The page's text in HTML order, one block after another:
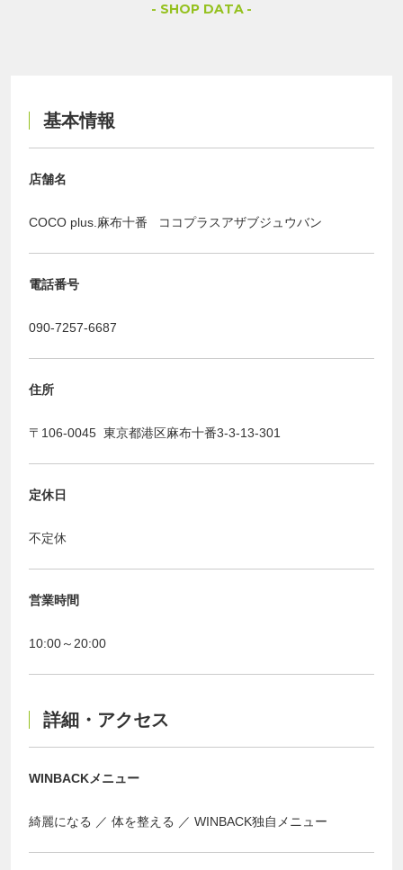
SHOP DATA
基本情報
店舗名
COCO plus.麻布十番 ココプラスアザブジュウバン
電話番号
090-7257-6687
住所
〒106-0045 東京都港区麻布十番3-3-13-301
定休日
不定休
営業時間
10:00～20:00
詳細・アクセス
WINBACKメニュー
綺麗になる 体を整える WINBACK独自メニュー